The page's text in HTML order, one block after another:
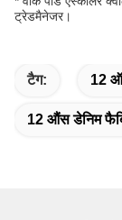
ट्रेडमैनेजर।
टैग: 12
12 औंस डेनिम